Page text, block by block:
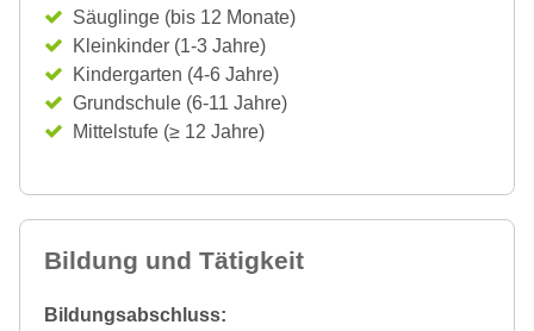
Säuglinge (bis 12 Monate)
Kleinkinder (1-3 Jahre)
Kindergarten (4-6 Jahre)
Grundschule (6-11 Jahre)
Mittelstufe (≥ 12 Jahre)
Bildung und Tätigkeit
Bildungsabschluss: